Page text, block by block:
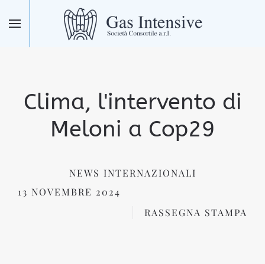
Skip to main content
Clima, l'intervento di
Meloni a Cop29
NEWS INTERNAZIONALI
13 NOVEMBRE 2024
RASSEGNA STAMPA